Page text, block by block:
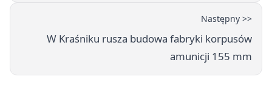
Następny >>
W Kraśniku rusza budowa fabryki korpusów
amunicji 155 mm